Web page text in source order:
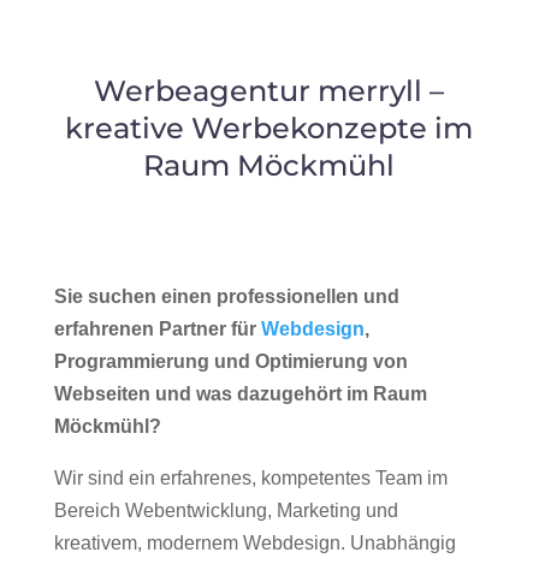
Werbeagentur merryll –
kreative Werbekonzepte im
Raum Möckmühl
Sie suchen einen professionellen und
erfahrenen Partner für Webdesign,
Programmierung und Optimierung von
Webseiten und was dazugehört im Raum
Möckmühl?
Wir sind ein erfahrenes, kompetentes Team im
Bereich Webentwicklung, Marketing und
kreativem, modernem Webdesign. Unabhängig